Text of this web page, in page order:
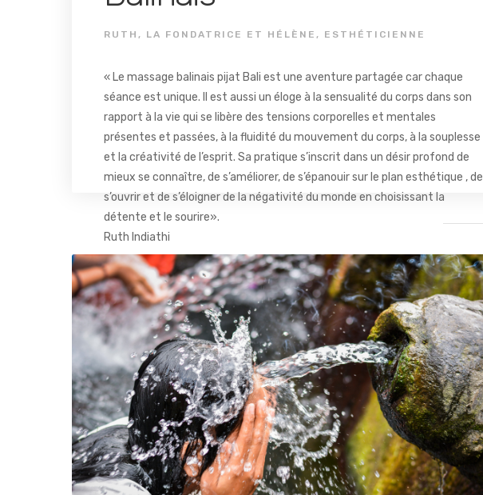
RUTH, LA FONDATRICE ET HÉLÈNE, ESTHÉTICIENNE
« Le massage balinais pijat Bali est une aventure partagée car chaque
séance est unique. Il est aussi un éloge à la sensualité du corps dans son
rapport à la vie qui se libère des tensions corporelles et mentales
présentes et passées, à la fluidité du mouvement du corps, à la souplesse
et la créativité de l’esprit. Sa pratique s’inscrit dans un désir profond de
mieux se connaître, de s’améliorer, de s’épanouir sur le plan esthétique , de
s’ouvrir et de s’éloigner de la négativité du monde en choisissant la
détente et le sourire».
Ruth Indiathi